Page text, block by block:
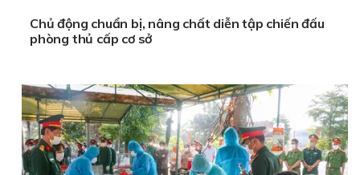
Chủ động chuẩn bị, nâng chất diễn tập chiến đấu
phòng thủ cấp cơ sở